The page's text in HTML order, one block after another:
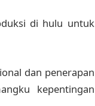
di hulu untuk
dan penerapan
kepentingan